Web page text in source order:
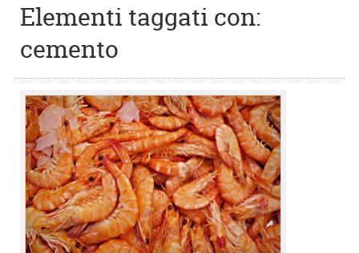
Elementi taggati con:
cemento